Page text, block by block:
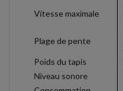
Vitesse maximale
Plage de pente
Poids du tapis
Niveau sonore